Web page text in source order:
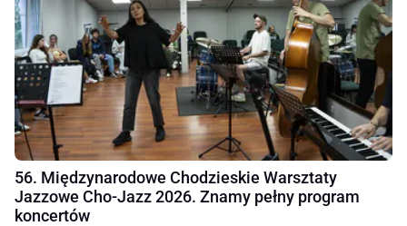
56. Międzynarodowe Chodzieskie Warsztaty
Jazzowe Cho-Jazz 2026. Znamy pełny program
koncertów